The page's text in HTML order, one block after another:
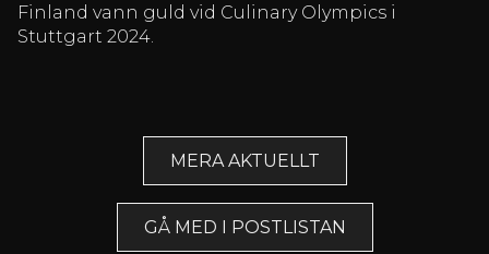
Finland vann guld vid Culinary Olympics i
Stuttgart 2024.
MERA AKTUELLT
GÅ MED I POSTLISTAN